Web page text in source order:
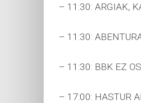
– 11:30: ARGIAK,
– 11:30:
– 11:30: BBK EZ
– 17:00: HASTUR